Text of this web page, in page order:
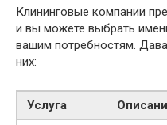
Клининговые компании
и вы можете выбрать
вашим потребностям.
них:
Услуга